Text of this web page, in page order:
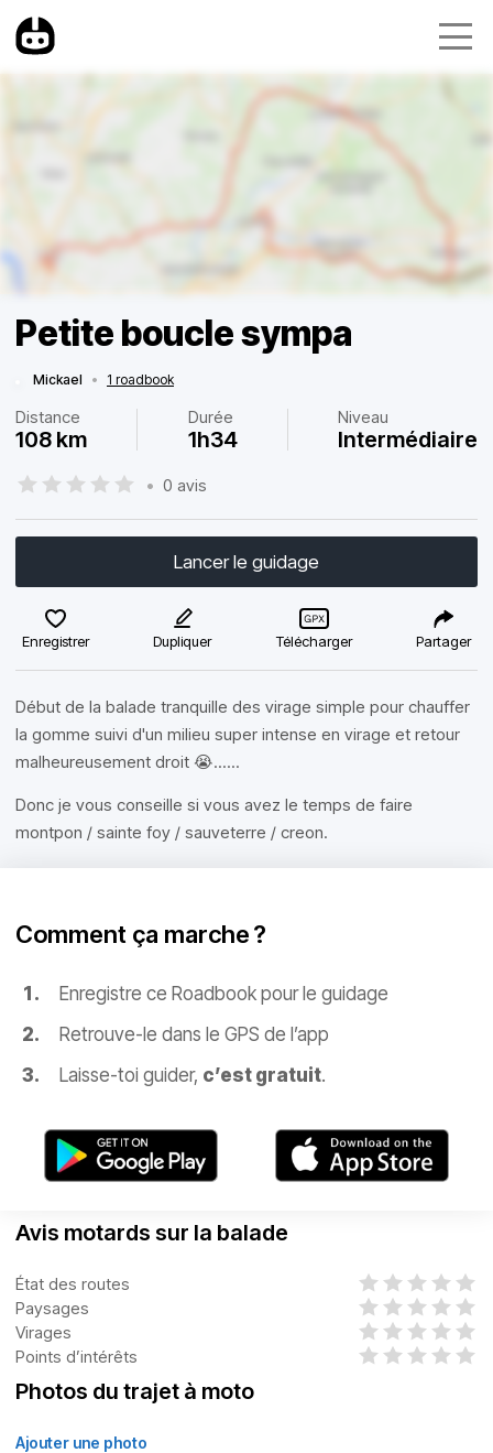
Petite boucle sympa
Mickael • 1 roadbook
Distance
108 km
Durée
1h34
Niveau
Intermédiaire
• 0 avis
Lancer le guidage
Enregistrer Dupliquer Télécharger Partager
Début de la balade tranquille des virage simple pour chauffer
la gomme suivi d'un milieu super intense en virage et retour
malheureusement droit 😭......
Donc je vous conseille si vous avez le temps de faire
montpon / sainte foy / sauveterre / creon.
Comment ça marche ?
Enregistre ce Roadbook pour le guidage
Retrouve-le dans le GPS de l’app
Laisse-toi guider, c’est gratuit.
Avis motards sur la balade
État des routes
Paysages
Virages
Points d’intérêts
Photos du trajet à moto
Ajouter une photo